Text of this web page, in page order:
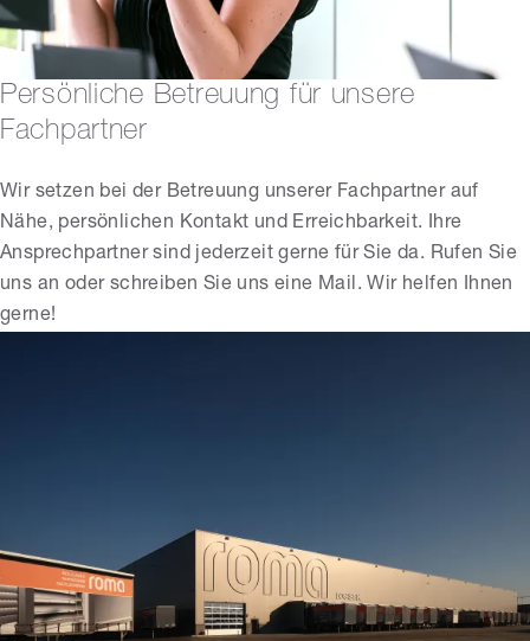
Persönliche Betreuung für unsere
Fachpartner
Wir setzen bei der Betreuung unserer Fachpartner auf
Nähe, persönlichen Kontakt und Erreichbarkeit. Ihre
Ansprechpartner sind jederzeit gerne für Sie da. Rufen Sie
uns an oder schreiben Sie uns eine Mail. Wir helfen Ihnen
gerne!